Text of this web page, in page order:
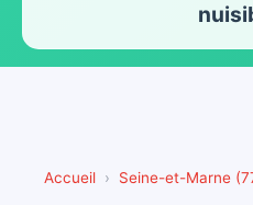
Accueil Seine-et-Marne